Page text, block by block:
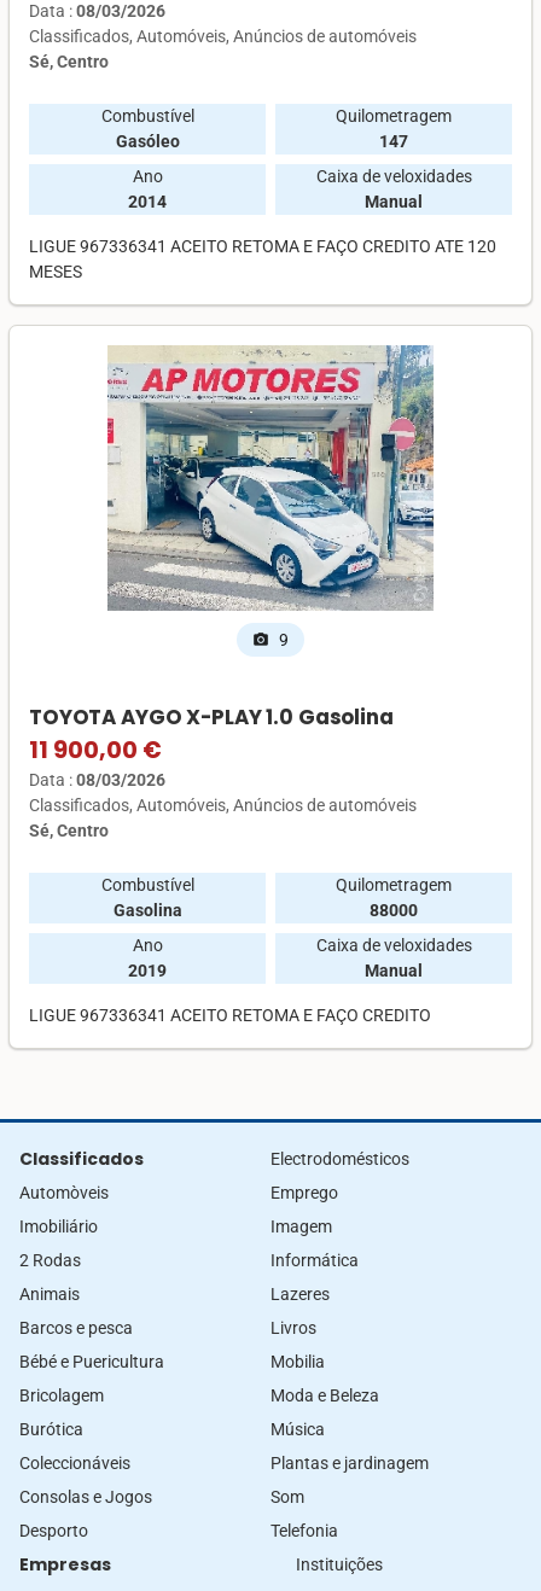
Data :08/03/2026
Classificados Automóveis Anúncios de automóveis
Sé, Centro
Combustível
Gasóleo
Quilometragem
147
Ano
2014
Caixa de veloxidades
Manual
LIGUE 967336341 ACEITO RETOMA E FAÇO CREDITO ATE 120
MESES
photo_camera 9
TOYOTA AYGO X-PLAY 1.0 Gasolina
11 900,00 €
Data :08/03/2026
Classificados Automóveis Anúncios de automóveis
Sé, Centro
Combustível
Gasolina
Quilometragem
88000
Ano
2019
Caixa de veloxidades
Manual
LIGUE 967336341 ACEITO RETOMA E FAÇO CREDITO
Classificados
Automòveis
Imobiliário
2 Rodas
Animais
Barcos e pesca
Bébé e Puericultura
Bricolagem
Burótica
Coleccionáveis
Consolas e Jogos
Desporto
Electrodomésticos
Emprego
Imagem
Informática
Lazeres
Livros
Mobilia
Moda e Beleza
Música
Plantas e jardinagem
Som
Telefonia
Empresas
Instituições